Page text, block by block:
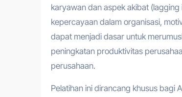
karyawan dan aspek akibat
kepercayaan dalam organisasi,
dapat menjadi dasar untuk
peningkatan produktivitas
perusahaan.
Pelatihan ini dirancang khusus bagi